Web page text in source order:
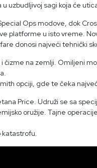
uzbudljivoj sagi koja će
Ops modove, dok
platforme u isto vreme.
donosi najveći tehnički
čizme na zemlji. Omiljeni
opciji, gde te čeka
Price. Udruži se sa
oružije. Tajne
katastrofu.